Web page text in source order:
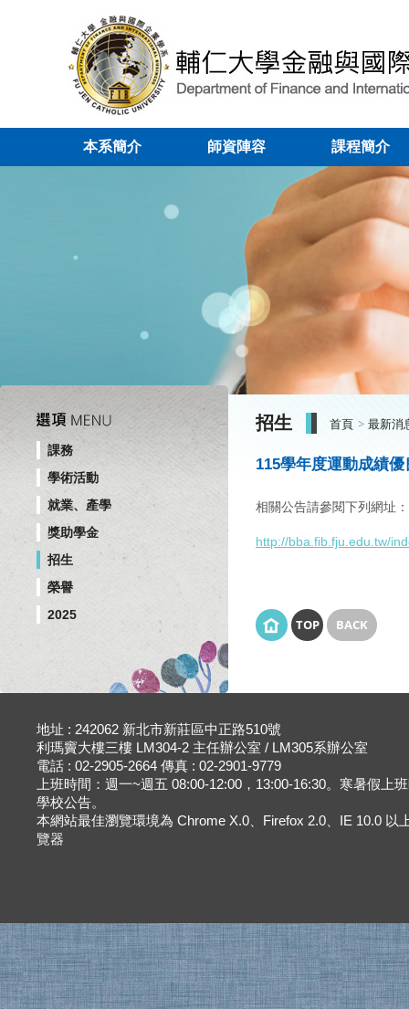
本系簡介 師資陣容 課程簡介
課務
學術活動
就業、產學
獎助學金
招生
榮譽
2025
招生 首頁 最新消
115學年度運動成績
相關公告請參閱下列網址
http://bba.fib.fju.edu.tw/
TOP BACK
地址 : 242062 新北市新莊區中正路510號
利瑪竇大樓三樓 LM304-2 主任辦公室 / LM305系辦公室
電話 : 02-2905-2664 傳真 : 02-2901-9779
上班時間：週一~週五 08:00-12:00，13:00-16:30。寒暑假上
學校公告。
本網站最佳瀏覽環境為 Chrome X.0、Firefox 2.0、IE 10.0 以
覽器